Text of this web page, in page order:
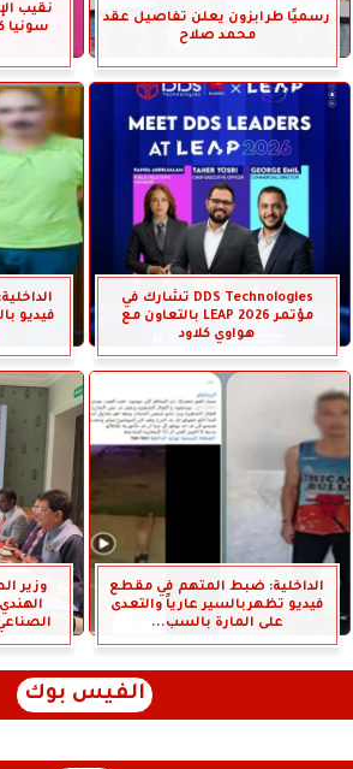
رسميًا طرابزون يعلن تفاصيل عقد
محمد صلاح
نقيب
سونيا
DDS Technologies تشارك في
مؤتمر LEAP 2026 بالتعاون مع
هواوي كلاود
فيديو
الداخلية: ضبط المتهم في مقطع
فيديو تظهربالسير عارياً والتعدى
على المارة بالسب...
وزير
الفيس بوك